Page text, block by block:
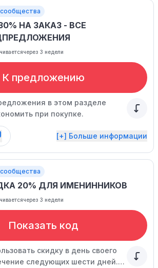
НА ЗАКАЗ - ВСЕ
через 3 недели
К предложению
в этом разделе
при покупке.
[+] Больше информации
20% ДЛЯ ИМЕНИННИКОВ
через 3 недели
Показать код
скидку в день своего
следующих шести дней.